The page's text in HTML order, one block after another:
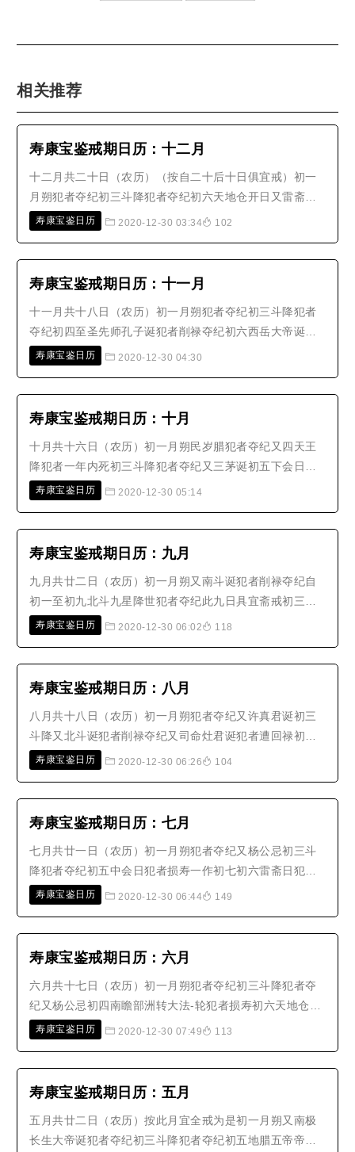
相关推荐
寿康宝鉴戒期日历：十二月
十二月共二十日（农历）（按自二十后十日俱宜戒）初一
月朔犯者夺纪初三斗降犯者夺纪初六天地仓开日又雷斋日
犯者减寿初七掠刷大夫降犯者得恶疾初八王侯腊犯者夺纪
者夺纪又四天王巡行十六南岳大..
寿康宝鉴日历 2020-12-30 03:34 102
寿康宝鉴戒期日历：十一月
十一月共十八日（农历）初一月朔犯者夺纪初三斗降犯者
夺纪初四至圣先师孔子诞犯者削禄夺纪初六西岳大帝诞初
八四天王巡行十一天地仓开日又太乙救苦天尊诞犯者夺纪
杨公忌廿三张仙诞犯者绝嗣又四..
寿康宝鉴日历 2020-12-30 04:30
寿康宝鉴戒期日历：十月
十月共十六日（农历）初一月朔民岁腊犯者夺纪又四天王
降犯者一年内死初三斗降犯者夺纪又三茅诞初五下会日犯
者损寿又达摩祖师诞初六天曹考察犯者夺纪初八佛涅槃日
籍犯者夺纪又四天王巡行十六三元..
寿康宝鉴日历 2020-12-30 05:14
寿康宝鉴戒期日历：九月
九月共廿二日（农历）初一月朔又南斗诞犯者削禄夺纪自
初一至初九北斗九星降世犯者夺纪此九日具宜斋戒初三五
瘟神诞初八四天王巡行初九斗母诞犯者削禄夺纪又酆都大
十七金龙四大王诞犯者遭水厄十九..
寿康宝鉴日历 2020-12-30 06:02 118
寿康宝鉴戒期日历：八月
八月共十八日（农历）初一月朔犯者夺纪又许真君诞初三
斗降又北斗诞犯者削禄夺纪又司命灶君诞犯者遭回禄初五
雷声大帝诞犯者夺纪初六雷斋日犯者减寿初八四天王巡行
真君降犯者贫夭十八天人兴福之辰..
寿康宝鉴日历 2020-12-30 06:26 104
寿康宝鉴戒期日历：七月
七月共廿一日（农历）初一月朔犯者夺纪又杨公忌初三斗
降犯者夺纪初五中会日犯者损寿一作初七初六雷斋日犯者
损寿初七道德腊五帝校生人善恶又魁星诞犯者削禄夺纪初
地官校籍犯者夺纪又四天王巡行十..
寿康宝鉴日历 2020-12-30 06:44 149
寿康宝鉴戒期日历：六月
六月共十七日（农历）初一月朔犯者夺纪初三斗降犯者夺
纪又杨公忌初四南瞻部洲转大法-轮犯者损寿初六天地仓开
日又雷斋日犯者损寿初八四天王巡行初十金粟如来诞十三
又四天王巡行廿四雷祖诞 又关帝..
寿康宝鉴日历 2020-12-30 07:49 113
寿康宝鉴戒期日历：五月
五月共廿二日（农历）按此月宜全戒为是初一月朔又南极
长生大帝诞犯者夺纪初三斗降犯者夺纪初五地腊五帝帝校